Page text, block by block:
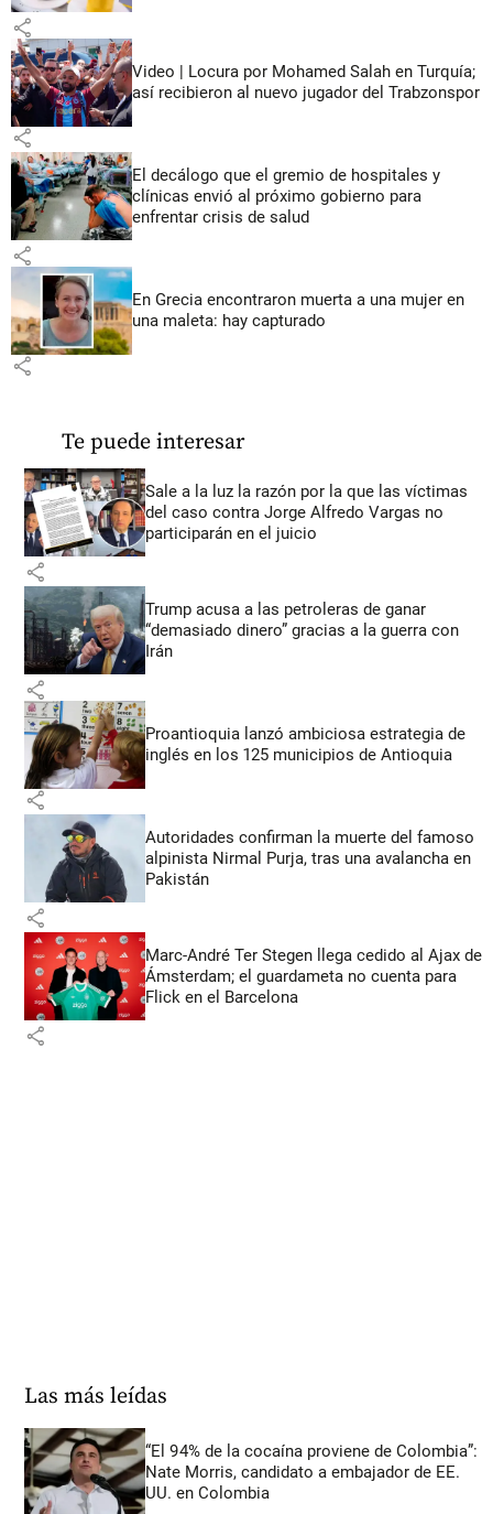
share
Video | Locura por Mohamed Salah en Turquía;
así recibieron al nuevo jugador del Trabzonspor
share
El decálogo que el gremio de hospitales y
clínicas envió al próximo gobierno para
enfrentar crisis de salud
share
En Grecia encontraron muerta a una mujer en
una maleta: hay capturado
share
Te puede interesar
Sale a la luz la razón por la que las víctimas
del caso contra Jorge Alfredo Vargas no
participarán en el juicio
share
Trump acusa a las petroleras de ganar
“demasiado dinero” gracias a la guerra con
Irán
share
Proantioquia lanzó ambiciosa estrategia de
inglés en los 125 municipios de Antioquia
share
Autoridades confirman la muerte del famoso
alpinista Nirmal Purja, tras una avalancha en
Pakistán
share
Marc-André Ter Stegen llega cedido al Ajax de
Ámsterdam; el guardameta no cuenta para
Flick en el Barcelona
share
Las más leídas
“El 94% de la cocaína proviene de Colombia”:
Nate Morris, candidato a embajador de EE.
UU. en Colombia